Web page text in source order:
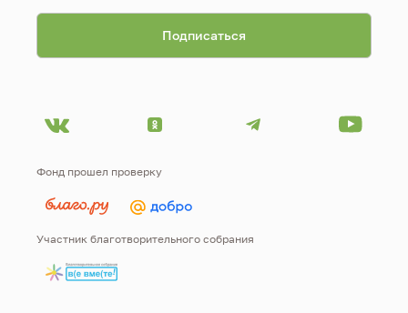
Фонд прошел проверку
Участник благотворительного собрания